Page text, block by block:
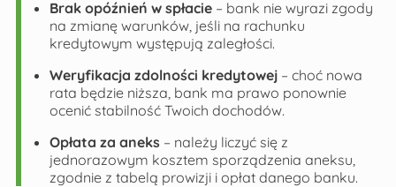
Brak opóźnień w spłacie– bank nie wyrazi zgody
na zmianę warunków, jeśli na rachunku
kredytowym występują zaległości.
Weryfikacja zdolności kredytowej– choć nowa
rata będzie niższa, bank ma prawo ponownie
ocenić stabilność Twoich dochodów.
Opłata za aneks– należy liczyć się z
jednorazowym kosztem sporządzenia aneksu,
zgodnie z tabelą prowizji i opłat danego banku.